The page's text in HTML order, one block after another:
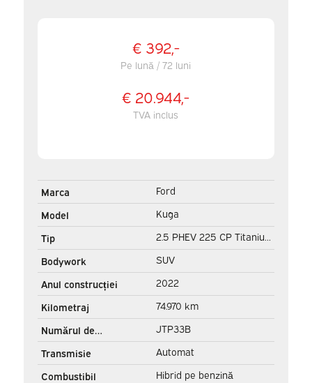
€ 392,-
Pe lună / 72 luni
€ 20.944,-
TVA inclus
Marca
Ford
Model
Kuga
Tip
2.5 PHEV 225 CP Titanium
Scaune / Volan / Navi /
Carplay / Cameră / PDC /
Climatizare
Bodywork
SUV
Anul construcției
2022
Kilometraj
74.970 km
Numărul de
înregistrare
JTP33B
Transmisie
Automat
Combustibil
Hibrid pe benzină